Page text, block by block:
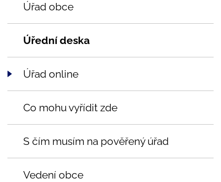
Úřad obce
Úřední deska
Úřad online
Co mohu vyřídit zde
S čím musím na pověřený úřad
Vedení obce